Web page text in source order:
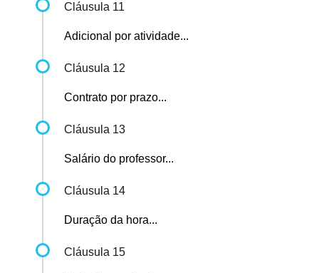
Cláusula 11
Adicional por atividade...
Cláusula 12
Contrato por prazo...
Cláusula 13
Salário do professor...
Cláusula 14
Duração da hora...
Cláusula 15